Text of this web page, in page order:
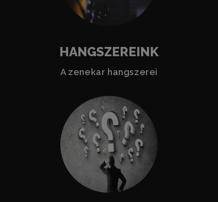
HANGSZEREINK
A zenekar hangszerei